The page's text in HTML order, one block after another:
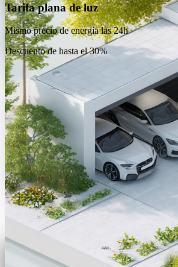
Tarifa plana de luz
Mismo precio de energía las 24h
Descuento de hasta el 30%